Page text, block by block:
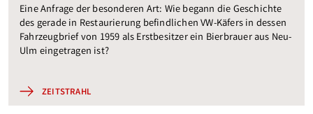
Eine Anfrage der besonderen Art: Wie begann die Geschichte
des gerade in Restaurierung befindlichen VW-Käfers in dessen
Fahrzeugbrief von 1959 als Erstbesitzer ein Bierbrauer aus Neu-
Ulm eingetragen ist?
ZEITSTRAHL